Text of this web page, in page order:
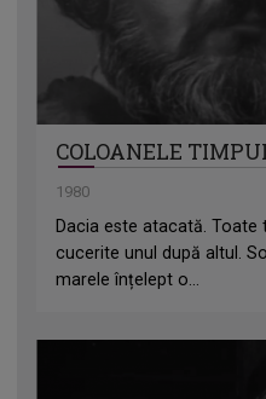
COLOANELE
1980
Dacia este atacată. Toate
cucerite unul după altul.
marele înțelept o...